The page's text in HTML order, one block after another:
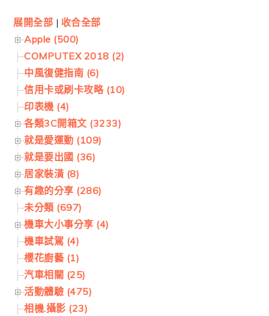
展開全部 | 收合全部
Apple (500)
COMPUTEX 2018 (2)
中風復健指南 (6)
信用卡或刷卡攻略 (10)
印表機 (4)
各類3C開箱文 (3233)
就是愛運動 (109)
就是要出國 (36)
居家裝潢 (8)
有趣的分享 (286)
未分類 (697)
機車大小事分享 (4)
機車試駕 (4)
櫻花廚藝 (1)
汽車相關 (25)
活動體驗 (475)
相機.攝影 (23)